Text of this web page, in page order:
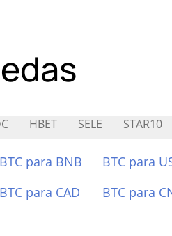
HBET SELE STAR10
BTC para BNB BTC para
BTC para CAD BTC para